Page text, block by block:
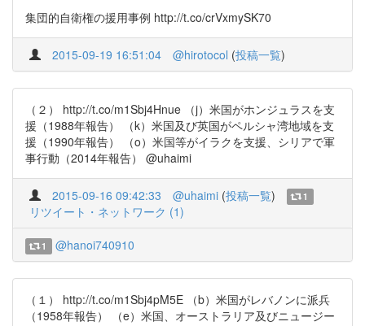
集団的自衛権の援用事例 http://t.co/crVxmySK70
2015-09-19 16:51:04 @hirotocol (投稿一覧)
（２） http://t.co/m1Sbj4Hnue （j）米国がホンジュラスを支
援（1988年報告） （k）米国及び英国がペルシャ湾地域を支
援（1990年報告） （o）米国等がイラクを支援、シリアで軍
事行動（2014年報告） @uhaimi
2015-09-16 09:42:33 @uhaimi (投稿一覧) 1
リツイート・ネットワーク (1)
1 @hanoi740910
（１） http://t.co/m1Sbj4pM5E （b）米国がレバノンに派兵
（1958年報告） （e）米国、オーストラリア及びニュージー